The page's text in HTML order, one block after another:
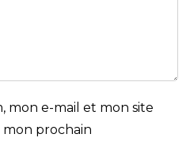
mon e-mail et mon site
prochain